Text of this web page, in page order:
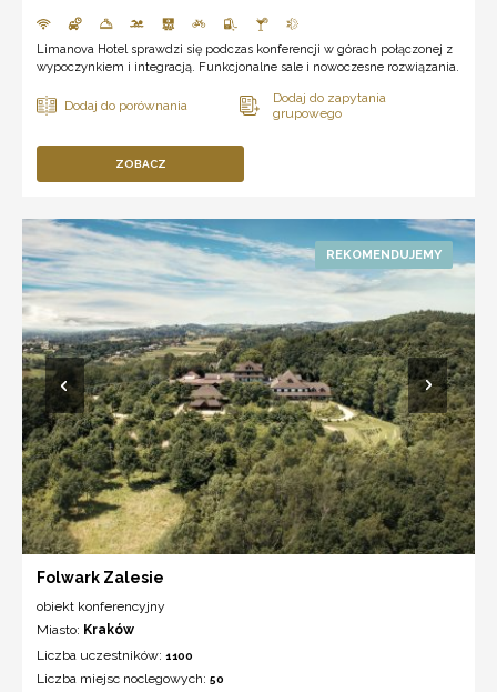
Limanova Hotel sprawdzi się podczas konferencji w górach połączonej z
wypoczynkiem i integracją. Funkcjonalne sale i nowoczesne rozwiązania.
ZOBACZ
Folwark Zalesie
obiekt konferencyjny
Miasto: Kraków
Liczba uczestników: 1100
Liczba miejsc noclegowych: 50